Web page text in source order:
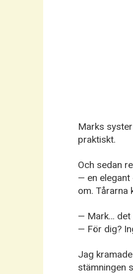
Marks
praktiskt.
Och sedan
— en
om. Tårarna
— Mark… det
— För dig?
Jag
stämningen